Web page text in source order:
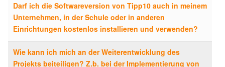
Darf ich die Softwareversion von Tipp10 auch in meinem
Unternehmen, in der Schule oder in anderen
Einrichtungen kostenlos installieren und verwenden?
Wie kann ich mich an der Weiterentwicklung des
Projekts beiteiligen? Z.b. bei der Implementierung von